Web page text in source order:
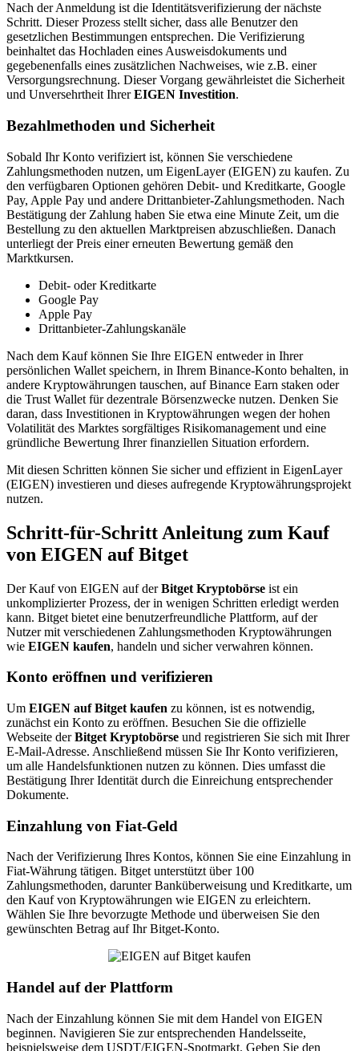
Nach der Anmeldung ist die Identitätsverifizierung der nächste
Schritt. Dieser Prozess stellt sicher, dass alle Benutzer den
gesetzlichen Bestimmungen entsprechen. Die Verifizierung
beinhaltet das Hochladen eines Ausweisdokuments und
gegebenenfalls eines zusätzlichen Nachweises, wie z.B. einer
Versorgungsrechnung. Dieser Vorgang gewährleistet die Sicherheit
und Unversehrtheit IhrerEIGEN Investition.
Bezahlmethoden und Sicherheit
Sobald Ihr Konto verifiziert ist, können Sie verschiedene
Zahlungsmethoden nutzen, um EigenLayer (EIGEN) zu kaufen. Zu
den verfügbaren Optionen gehören Debit- und Kreditkarte, Google
Pay, Apple Pay und andere Drittanbieter-Zahlungsmethoden. Nach
Bestätigung der Zahlung haben Sie etwa eine Minute Zeit, um die
Bestellung zu den aktuellen Marktpreisen abzuschließen. Danach
unterliegt der Preis einer erneuten Bewertung gemäß den
Marktkursen.
Debit- oder Kreditkarte
Google Pay
Apple Pay
Drittanbieter-Zahlungskanäle
Nach dem Kauf können Sie Ihre EIGEN entweder in Ihrer
persönlichen Wallet speichern, in Ihrem Binance-Konto behalten, in
andere Kryptowährungen tauschen, auf Binance Earn staken oder
die Trust Wallet für dezentrale Börsenzwecke nutzen. Denken Sie
daran, dass Investitionen in Kryptowährungen wegen der hohen
Volatilität des Marktes sorgfältiges Risikomanagement und eine
gründliche Bewertung Ihrer finanziellen Situation erfordern.
Mit diesen Schritten können Sie sicher und effizient in EigenLayer
(EIGEN) investieren und dieses aufregende Kryptowährungsprojekt
nutzen.
Schritt-für-Schritt Anleitung zum Kauf
von EIGEN auf Bitget
Der Kauf von EIGEN auf derBitget Kryptobörse ist ein
unkomplizierter Prozess, der in wenigen Schritten erledigt werden
kann. Bitget bietet eine benutzerfreundliche Plattform, auf der
Nutzer mit verschiedenen Zahlungsmethoden Kryptowährungen
wie EIGEN kaufen, handeln und sicher verwahren können.
Konto eröffnen und verifizieren
Um EIGEN auf Bitget kaufen zu können, ist es notwendig,
zunächst ein Konto zu eröffnen. Besuchen Sie die offizielle
Webseite derBitget Kryptobörse und registrieren Sie sich mit Ihrer
E-Mail-Adresse. Anschließend müssen Sie Ihr Konto verifizieren,
um alle Handelsfunktionen nutzen zu können. Dies umfasst die
Bestätigung Ihrer Identität durch die Einreichung entsprechender
Dokumente.
Einzahlung von Fiat-Geld
Nach der Verifizierung Ihres Kontos, können Sie eine Einzahlung in
Fiat-Währung tätigen. Bitget unterstützt über 100
Zahlungsmethoden, darunter Banküberweisung und Kreditkarte, um
den Kauf von Kryptowährungen wie EIGEN zu erleichtern.
Wählen Sie Ihre bevorzugte Methode und überweisen Sie den
gewünschten Betrag auf Ihr Bitget-Konto.
Handel auf der Plattform
Nach der Einzahlung können Sie mit dem Handel von EIGEN
beginnen. Navigieren Sie zur entsprechenden Handelsseite,
beispielsweise dem USDT/EIGEN-Spotmarkt. Geben Sie den